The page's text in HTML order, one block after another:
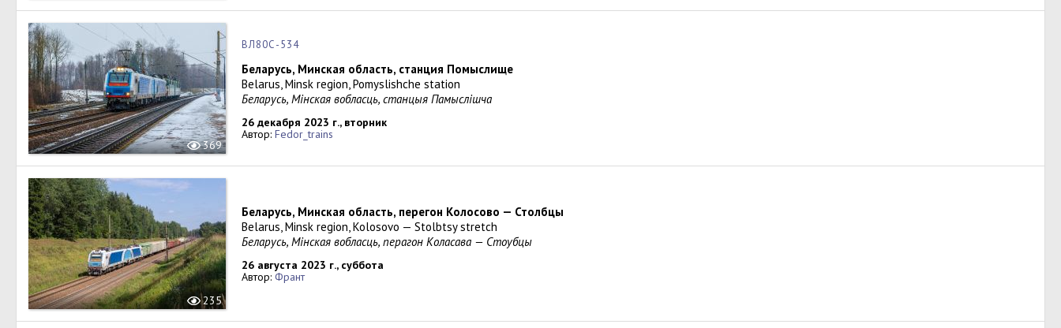
369
ВЛ80С-534
Беларусь, Минская область, станция Помыслище
Belarus, Minsk region, Pomyslishche station
Беларусь, Мінская вобласць, станцыя Памыслішча
26 декабря 2023 г., вторник
Автор: Fedor_trains
235
Беларусь, Минская область, перегон Колосово — Столбцы
Belarus, Minsk region, Kolosovo — Stolbtsy stretch
Беларусь, Мiнская вобласць, перагон Коласава — Стоубцы
26 августа 2023 г., суббота
Автор: Франт